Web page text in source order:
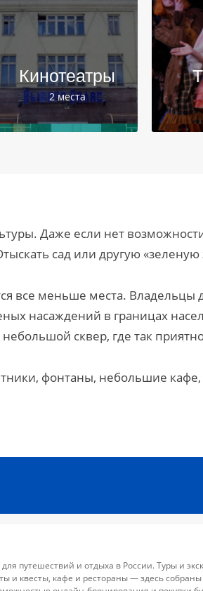
Кинотеатры
2 места
Даже если нет
сад или другую
все меньше места.
насаждений в границах
сквер, где так
фонтаны, небольшие
путешествий и отдыха в России. Туры и
и квесты, кафе и рестораны — здесь